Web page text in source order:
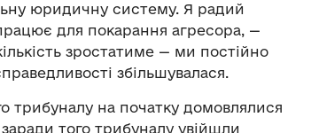
юридичну систему. Я радий
для покарання агресора, —
зростатиме — ми постійно
збільшувалася.
на початку домовлялися
того трибуналу увійшли